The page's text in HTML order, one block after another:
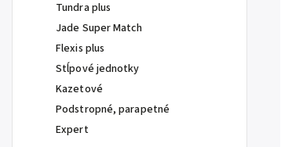
Tundra plus
Jade Super Match
Flexis plus
Stĺpové jednotky
Kazetové
Podstropné, parapetné
Expert